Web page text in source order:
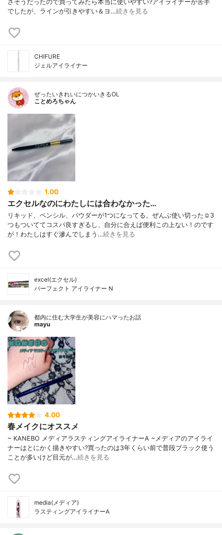
さそうだったので買ってみたら本当に使いやすい?アイライナーが苦手
でしたが、ラインが引きやすい＆ヨ…続きを見る
CHIFURE
ジェルアイライナー
ぜったいきれいにつかいきるOL
ことめろちゃん
1.00
エクセルなのにわたしには合わなかった…
リキッド、ペンシル、パウダーが1つになってる。ぜんぶ使い切った☺️3
つもついててコスパ良すぎるし、自分に合えば便利この上ない！のです
が！わたしはすぐ滲んでしまう…続きを見る
excel(エクセル)
パーフェクト アイライナー N
都内に住む大学生が美容にハマったお話
mayu
4.00
春メイクにオススメ
~ KANEBO メディアラスティングアイライナーA ~メディアのアイライ
ナーはとにかく描きやすい?買ったのは3年くらい前で普段ブラック使う
ことが多いけど目元が…続きを見る
media(メディア)
ラスティングアイライナーA